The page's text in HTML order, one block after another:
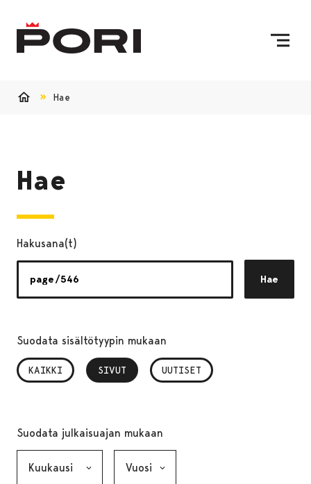
Hae
Hae
Hakusana(t)
Hae
Suodata sisältötyypin mukaan
KAIKKI SIVUT
, VALITTU UUTISET
Suodata julkaisuajan mukaan